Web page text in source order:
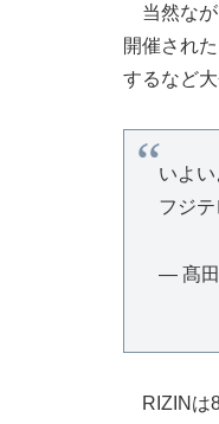
当然なが
開催され
するなど
いよい
フジテ
— 髙田
RIZINは8